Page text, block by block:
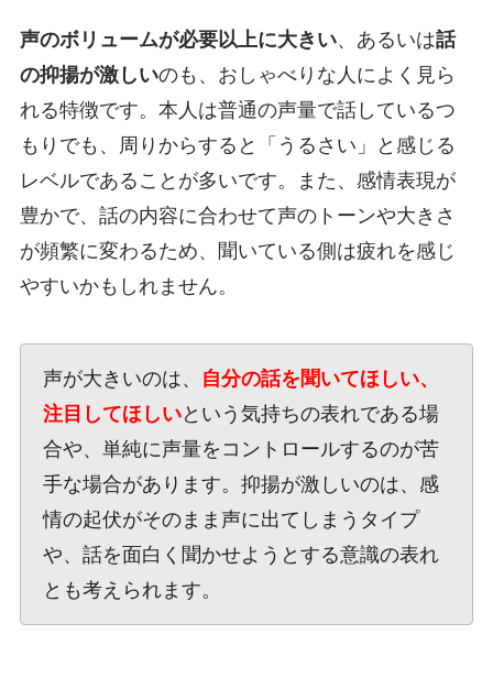
声のボリュームが必要以上に大きい、あるいは話
の抑揚が激しいのも、おしゃべりな人によく見ら
れる特徴です。本人は普通の声量で話しているつ
もりでも、周りからすると「うるさい」と感じる
レベルであることが多いです。また、感情表現が
豊かで、話の内容に合わせて声のトーンや大きさ
が頻繁に変わるため、聞いている側は疲れを感じ
やすいかもしれません。
声が大きいのは、
自分の話を聞いてほしい、
注目してほしいという気持ちの表れである場
合や、単純に声量をコントロールするのが苦
手な場合があります。抑揚が激しいのは、感
情の起伏がそのまま声に出てしまうタイプ
や、話を面白く聞かせようとする意識の表れ
とも考えられます。